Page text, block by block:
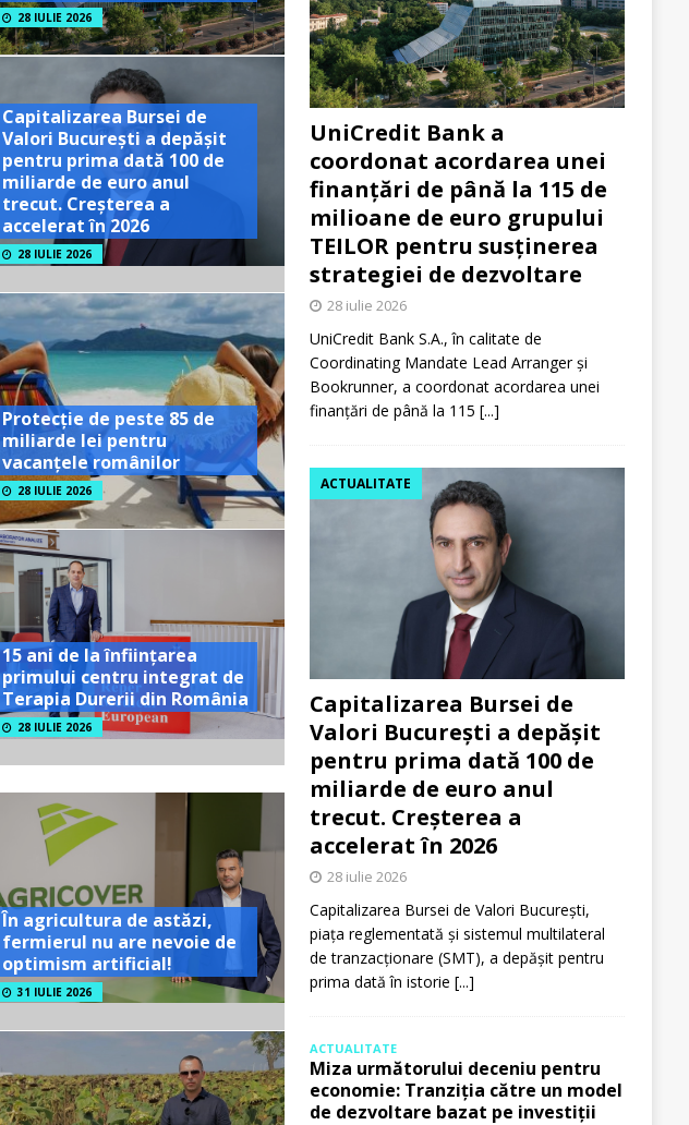
28 IULIE 2026
Capitalizarea Bursei de
Valori București a depășit
pentru prima dată 100 de
miliarde de euro anul
trecut. Creșterea a
accelerat în 2026
28 IULIE 2026
Protecție de peste 85 de
miliarde lei pentru
vacanțele românilor
28 IULIE 2026
15 ani de la înființarea
primului centru integrat de
Terapia Durerii din România
28 IULIE 2026
În agricultura de astăzi,
fermierul nu are nevoie de
optimism artificial!
31 IULIE 2026
UniCredit Bank a
coordonat acordarea unei
finanțări de până la 115 de
milioane de euro grupului
TEILOR pentru susținerea
strategiei de dezvoltare
28 iulie 2026
UniCredit Bank S.A., în calitate de
Coordinating Mandate Lead Arranger și
Bookrunner, a coordonat acordarea unei
finanțări de până la 115 [...]
Capitalizarea Bursei de
Valori București a depășit
pentru prima dată 100 de
miliarde de euro anul
trecut. Creșterea a
accelerat în 2026
ACTUALITATE
28 iulie 2026
Capitalizarea Bursei de Valori București,
piața reglementată și sistemul multilateral
de tranzacționare (SMT), a depășit pentru
prima dată în istorie [...]
ACTUALITATE
Miza următorului deceniu pentru
economie: Tranziția către un model
de dezvoltare bazat pe investiții